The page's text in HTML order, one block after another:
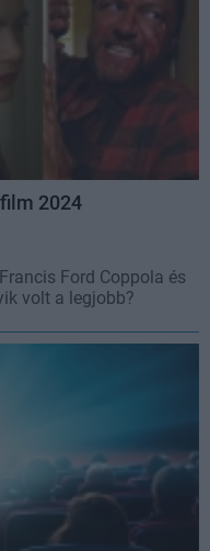
2024
Ford Coppola és
volt a legjobb?